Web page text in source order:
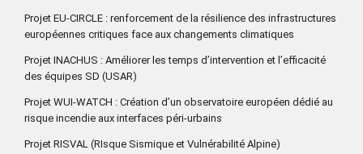
Projet EU-CIRCLE : renforcement de la résilience des infrastructures
européennes critiques face aux changements climatiques
Projet INACHUS : Améliorer les temps d’intervention et l’efficacité
des équipes SD (USAR)
Projet WUI-WATCH : Création d’un observatoire européen dédié au
risque incendie aux interfaces péri-urbains
Projet RISVAL (RIsque Sismique et Vulnérabilité Alpine)